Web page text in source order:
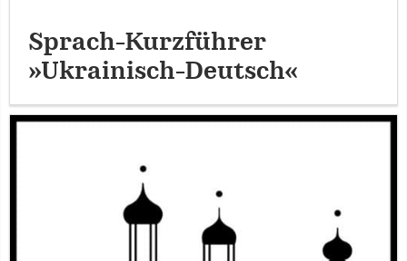
Sprach-Kurzführer
»Ukrainisch-Deutsch«